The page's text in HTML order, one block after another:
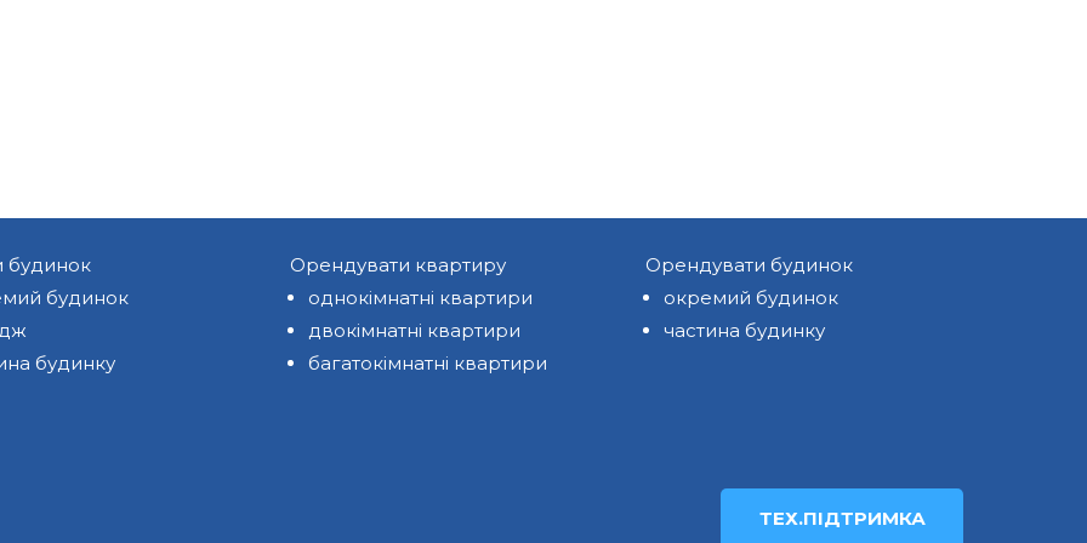
будинок
будинок
будинку
Орендувати квартиру
однокімнатні квартири
двокімнатні квартири
багатокімнатні квартири
Орендувати будинок
окремий будинок
частина будинку
ТЕХ.ПІДТРИМКА